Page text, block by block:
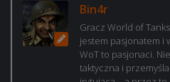
Bin4r
Gracz World of
jestem pasjonatem i
WoT to pasjonaci.
taktyczna i